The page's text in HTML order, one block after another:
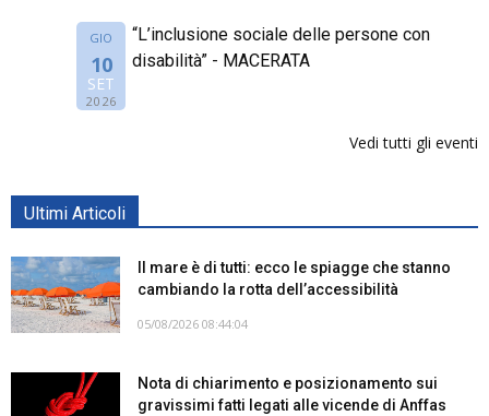
GIO
10
SET
2026
“L’inclusione sociale delle persone con
disabilità” - MACERATA
Vedi tutti gli eventi
Ultimi Articoli
Il mare è di tutti: ecco le spiagge che stanno
cambiando la rotta dell’accessibilità
05/08/2026 08:44:04
Nota di chiarimento e posizionamento sui
gravissimi fatti legati alle vicende di Anffas